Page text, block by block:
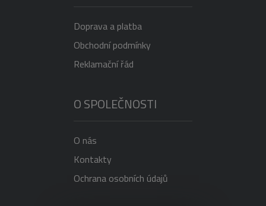
Doprava a platba
Obchodní podmínky
Reklamační řád
O SPOLEČNOSTI
O nás
Kontakty
Ochrana osobních údajů